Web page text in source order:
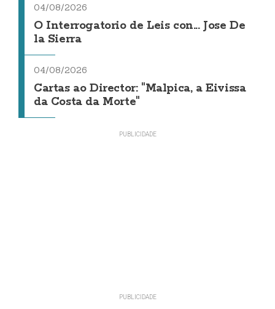
04/08/2026
O Interrogatorio de Leis con... Jose De
la Sierra
04/08/2026
Cartas ao Director: "Malpica, a Eivissa
da Costa da Morte"